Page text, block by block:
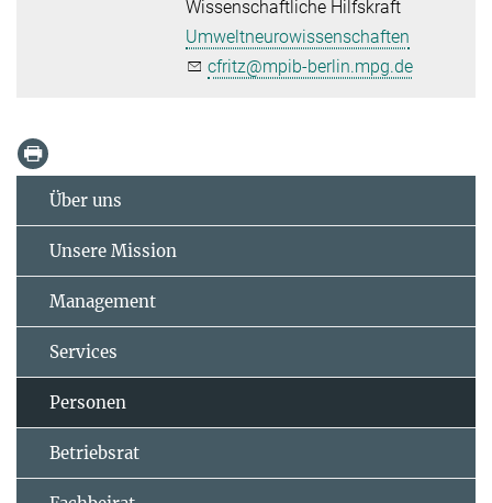
Wissenschaftliche Hilfskraft
Umweltneurowissenschaften
cfritz@mpib-berlin.mpg.de
Über uns
Unsere Mission
Management
Services
Personen
Betriebsrat